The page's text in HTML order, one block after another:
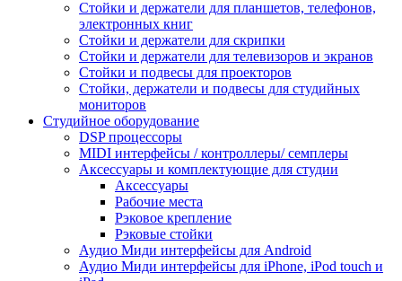
Стойки и держатели для планшетов, телефонов,
электронных книг
Стойки и держатели для скрипки
Стойки и держатели для телевизоров и экранов
Стойки и подвесы для проекторов
Стойки, держатели и подвесы для студийных
мониторов
Студийное оборудование
DSP процессоры
MIDI интерфейсы / контроллеры/ семплеры
Аксессуары и комплектующие для студии
Аксессуары
Рабочие места
Рэковое крепление
Рэковые стойки
Аудио Миди интерфейсы для Android
Аудио Миди интерфейсы для iPhone, iPod touch и